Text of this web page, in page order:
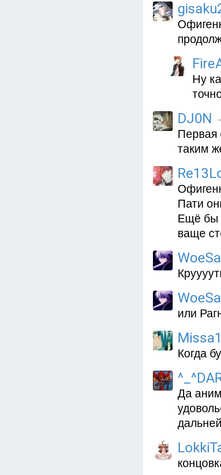
Ну
DJ0N
Первая
таким
Пати
Ещё бы
ваще
или
Когда
Да